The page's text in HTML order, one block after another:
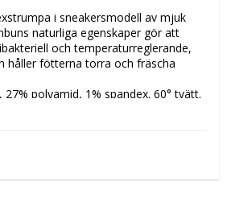
i sneakersmodell av mjuk
naturliga egenskaper gör att
och temperaturreglerande,
håller fötterna torra och fräscha
27% polyamid, 1% spandex. 60° tvätt.